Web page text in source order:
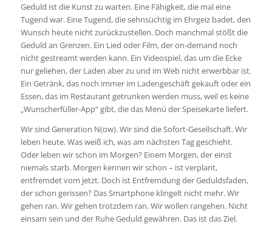
Geduld ist die Kunst zu warten. Eine Fähigkeit, die mal eine
Tugend war. Eine Tugend, die sehnsüchtig im Ehrgeiz badet, den
Wunsch heute nicht zurückzustellen. Doch manchmal stößt die
Geduld an Grenzen. Ein Lied oder Film, der on-demand noch
nicht gestreamt werden kann. Ein Videospiel, das um die Ecke
nur geliehen, der Laden aber zu und im Web nicht erwerbbar ist.
Ein Getränk, das noch immer im Ladengeschäft gekauft oder ein
Essen, das im Restaurant getrunken werden muss, weil es keine
„Wunscherfüller-App“ gibt, die das Menü der Speisekarte liefert.
Wir sind Generation N(ow). Wir sind die Sofort-Gesellschaft. Wir
leben heute. Was weiß ich, was am nächsten Tag geschieht.
Oder leben wir schon im Morgen? Einem Morgen, der einst
niemals starb. Morgen kennen wir schon – ist verplant,
entfremdet vom jetzt. Doch ist Entfremdung der Geduldsfaden,
der schon gerissen? Das Smartphone klingelt nicht mehr. Wir
gehen ran. Wir gehen trotzdem ran. Wir wollen rangehen. Nicht
einsam sein und der Ruhe Geduld gewähren. Das ist das Ziel.